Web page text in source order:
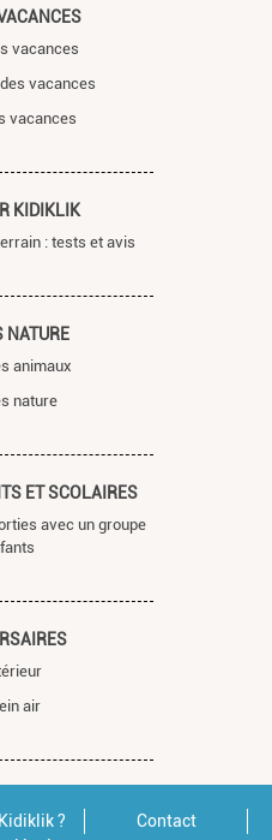
vacances
vacances
vacances
KIDIKLIK
: tests et avis
NATURE
animaux
nature
ET SCOLAIRES
avec un groupe
air
?
Contact